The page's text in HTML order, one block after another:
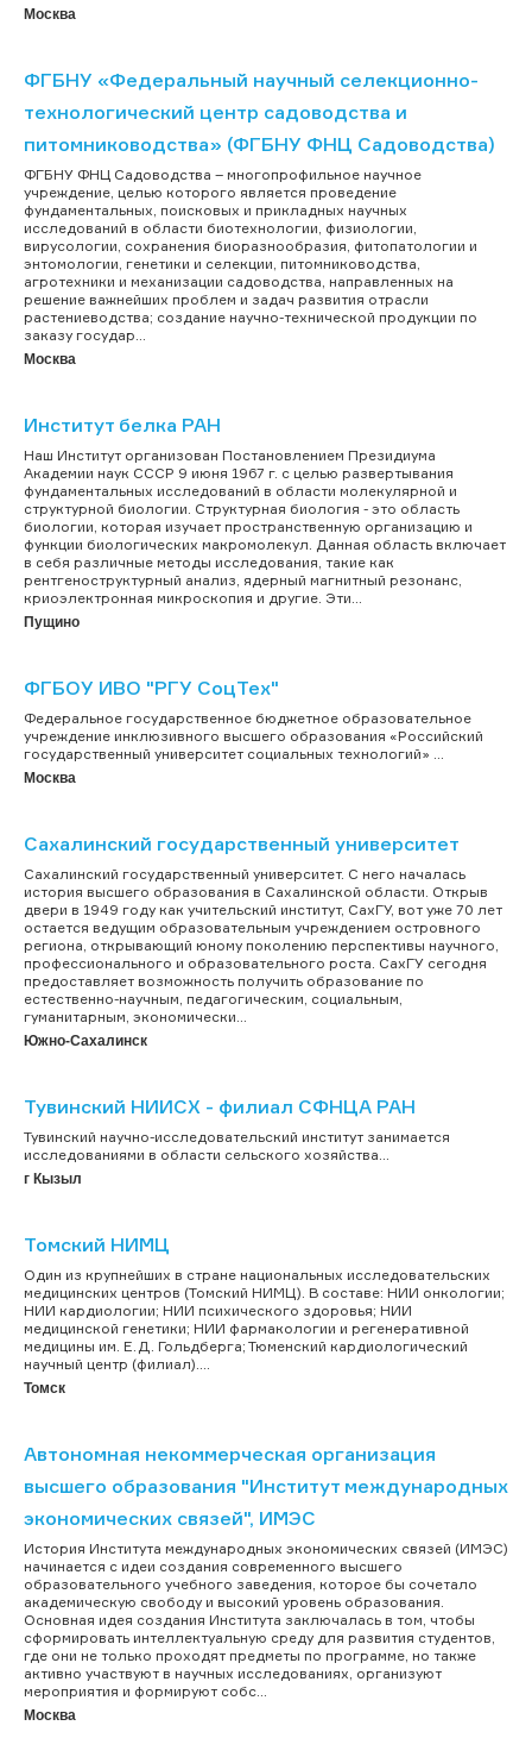
Москва
ФГБНУ «Федеральный научный селекционно-
технологический центр садоводства и
питомниководства» (ФГБНУ ФНЦ Садоводства)
ФГБНУ ФНЦ Садоводства – многопрофильное научное
учреждение, целью которого является проведение
фундаментальных, поисковых и прикладных научных
исследований в области биотехнологии, физиологии,
вирусологии, сохранения биоразнообразия, фитопатологии и
энтомологии, генетики и селекции, питомниководства,
агротехники и механизации садоводства, направленных на
решение важнейших проблем и задач развития отрасли
растениеводства; создание научно-технической продукции по
заказу государ...
Москва
Институт белка РАН
Наш Институт организован Постановлением Президиума
Академии наук СССР 9 июня 1967 г. с целью развертывания
фундаментальных исследований в области молекулярной и
структурной биологии. Структурная биология - это область
биологии, которая изучает пространственную организацию и
функции биологических макромолекул. Данная область включает
в себя различные методы исследования, такие как
рентгеноструктурный анализ, ядерный магнитный резонанс,
криоэлектронная микроскопия и другие. Эти...
Пущино
ФГБОУ ИВО "РГУ СоцТех"
Федеральное государственное бюджетное образовательное
учреждение инклюзивного высшего образования «Российский
государственный университет социальных технологий» ...
Москва
Сахалинский государственный университет
Cахалинский государственный университет. С него началась
история высшего образования в Сахалинской области. Открыв
двери в 1949 году как учительский институт, СахГУ, вот уже 70 лет
остается ведущим образовательным учреждением островного
региона, открывающий юному поколению перспективы научного,
профессионального и образовательного роста. СахГУ сегодня
предоставляет возможность получить образование по
естественно-научным, педагогическим, социальным,
гуманитарным, экономически...
Южно-Сахалинск
Тувинский НИИСХ - филиал СФНЦА РАН
Тувинский научно-исследовательский институт занимается
исследованиями в области сельского хозяйства...
г Кызыл
Томский НИМЦ
Один из крупнейших в стране национальных исследовательских
медицинских центров (Томский НИМЦ). В составе: НИИ онкологии;
НИИ кардиологии; НИИ психического здоровья; НИИ
медицинской генетики; НИИ фармакологии и регенеративной
медицины им. Е.Д. Гольдберга; Тюменский кардиологический
научный центр (филиал)....
Томск
Автономная некоммерческая организация
высшего образования "Институт международных
экономических связей", ИМЭС
История Института международных экономических связей (ИМЭС)
начинается с идеи создания современного высшего
образовательного учебного заведения, которое бы сочетало
академическую свободу и высокий уровень образования.
Основная идея создания Института заключалась в том, чтобы
сформировать интеллектуальную среду для развития студентов,
где они не только проходят предметы по программе, но также
активно участвуют в научных исследованиях, организуют
мероприятия и формируют собс...
Москва